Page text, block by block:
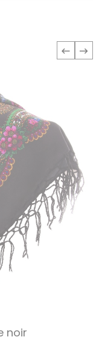
noir